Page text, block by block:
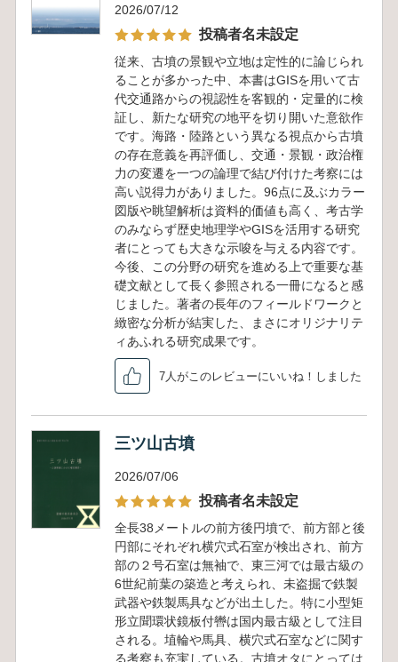
2026/07/12
投稿者名未設定
従来、古墳の景観や立地は定性的に論じられ
ることが多かった中、本書はGISを用いて古
代交通路からの視認性を客観的・定量的に検
証し、新たな研究の地平を切り開いた意欲作
です。海路・陸路という異なる視点から古墳
の存在意義を再評価し、交通・景観・政治権
力の変遷を一つの論理で結び付けた考察には
高い説得力がありました。96点に及ぶカラー
図版や眺望解析は資料的価値も高く、考古学
のみならず歴史地理学やGISを活用する研究
者にとっても大きな示唆を与える内容です。
今後、この分野の研究を進める上で重要な基
礎文献として長く参照される一冊になると感
じました。著者の長年のフィールドワークと
緻密な分析が結実した、まさにオリジナリテ
ィあふれる研究成果です。
7人がこのレビューにいいね！しました
三ツ山古墳
2026/07/06
投稿者名未設定
全長38メートルの前方後円墳で、前方部と後
円部にそれぞれ横穴式石室が検出され、前方
部の２号石室は無袖で、東三河では最古級の
6世紀前葉の築造と考えられ、未盗掘で鉄製
武器や鉄製馬具などが出土した。特に小型矩
形立聞環状鏡板付轡は国内最古級として注目
される。埴輪や馬具、横穴式石室などに関す
る考察も充実している。古墳オタにとっては